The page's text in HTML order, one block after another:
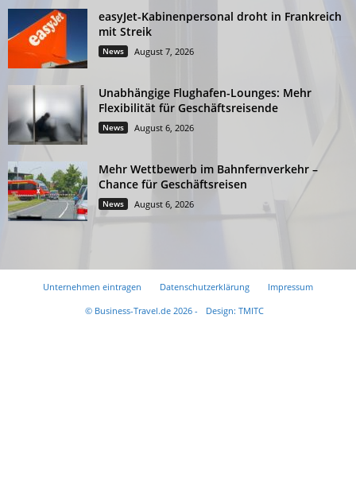
easyJet-Kabinenpersonal droht in Frankreich
mit Streik
News August 7, 2026
Unabhängige Flughafen-Lounges: Mehr
Flexibilität für Geschäftsreisende
News August 6, 2026
Mehr Wettbewerb im Bahnfernverkehr –
Chance für Geschäftsreisen
News August 6, 2026
Unternehmen eintragen Datenschutzerklärung
Impressum
© Business-Travel.de 2026 -
Design: TMITC